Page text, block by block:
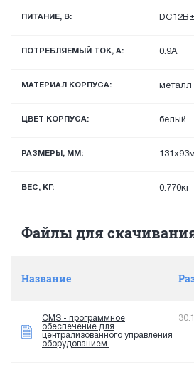
ПИТАНИЕ, В:
ПОТРЕБЛЯЕМЫЙ ТОК, А: 0.9А
МАТЕРИАЛ КОРПУСА: металл
ЦВЕТ КОРПУСА: белый
РАЗМЕРЫ, ММ:
ВЕС, КГ: 0.770кг
Файлы для
Название
CMS - программное
обеспечение для
централизованного управления
оборудованием.